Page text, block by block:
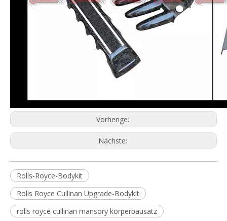
Vorherige:
Nächste:
Rolls-Royce-Bodykit
Rolls Royce Cullinan Upgrade-Bodykit
rolls royce cullinan mansory körperbausatz